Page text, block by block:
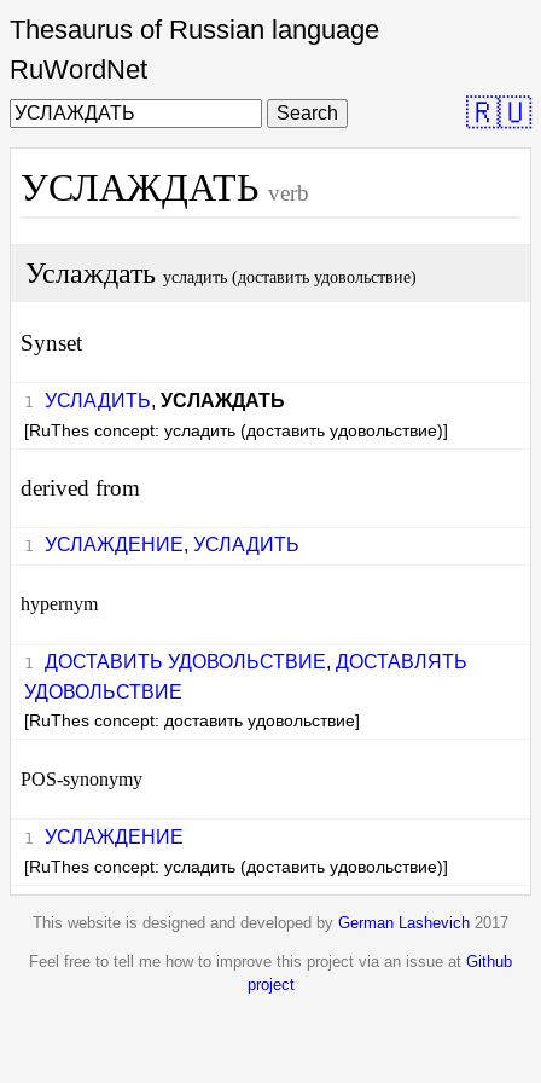
Thesaurus of Russian language
RuWordNet
Search 🇷🇺
УСЛАЖДАТЬ verb
Услаждать усладить (доставить удовольствие)
Synset
УСЛАДИТЬ, УСЛАЖДАТЬ
[RuThes concept: усладить (доставить удовольствие)]
derived from
УСЛАЖДЕНИЕ, УСЛАДИТЬ
hypernym
ДОСТАВИТЬ УДОВОЛЬСТВИЕ, ДОСТАВЛЯТЬ
УДОВОЛЬСТВИЕ
[RuThes concept: доставить удовольствие]
POS-synonymy
УСЛАЖДЕНИЕ
[RuThes concept: усладить (доставить удовольствие)]
This website is designed and developed by German Lashevich 2017
Feel free to tell me how to improve this project via an issue at Github
project